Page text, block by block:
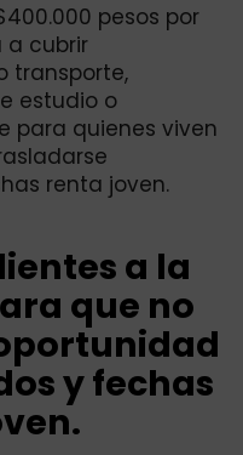
pesos por
a cubrir
transporte,
estudio o
para quienes viven
renta joven.
a la
que no
y fechas